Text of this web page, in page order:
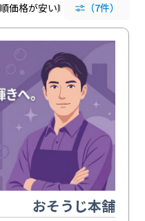
価格が安い順 評価が高い順
（7件）
おそうじ本舗